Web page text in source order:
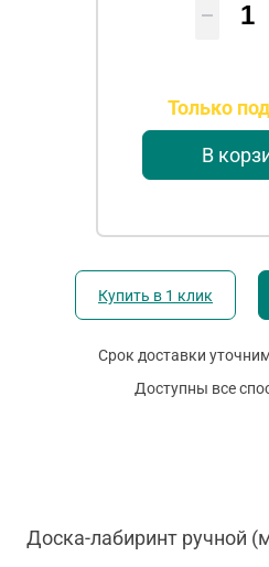
Только
В
Купить в 1 клик
Срок доставки
Доступны все
Доска-лабиринт ручной